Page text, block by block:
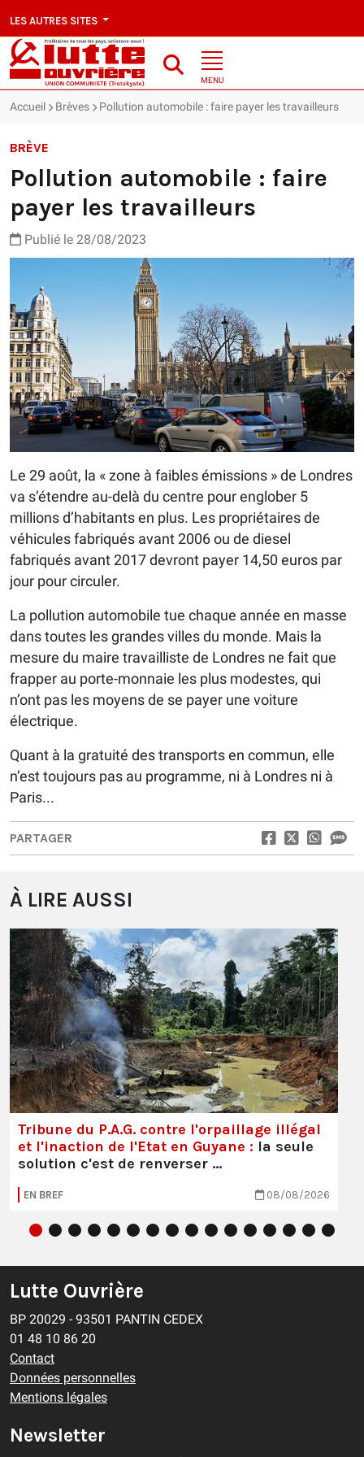
LES AUTRES SITES
MENU
Accueil Brèves Pollution automobile : faire payer les travailleurs
BRÈVE
Pollution automobile : faire
payer les travailleurs
Publié le 28/08/2023
Le 29 août, la « zone à faibles émissions » de Londres
va s’étendre au-delà du centre pour englober 5
millions d’habitants en plus. Les propriétaires de
véhicules fabriqués avant 2006 ou de diesel
fabriqués avant 2017 devront payer 14,50 euros par
jour pour circuler.
La pollution automobile tue chaque année en masse
dans toutes les grandes villes du monde. Mais la
mesure du maire travailliste de Londres ne fait que
frapper au porte-monnaie les plus modestes, qui
n’ont pas les moyens de se payer une voiture
électrique.
Quant à la gratuité des transports en commun, elle
n’est toujours pas au programme, ni à Londres ni à
Paris...
PARTAGER
À LIRE AUSSI
Tribune du P.A.G. contre l'orpaillage illégal
et l'inaction de l'Etat en Guyane : la seule
solution c'est de renverser …
EN BREF 08/08/2026
Lutte Ouvrière
BP 20029 - 93501 PANTIN CEDEX
01 48 10 86 20
Contact
Données personnelles
Mentions légales
Newsletter